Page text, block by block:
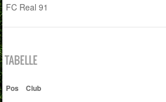
FC Real 91
TABELLE
Pos Club